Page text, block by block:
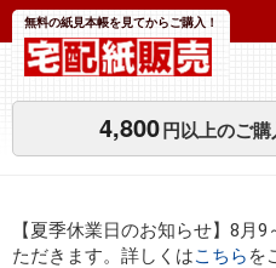
無料の紙見本帳を見てからご購入！
4,800 円以上のご購
【夏季休業日のお知らせ】8月
ただきます。詳しくはこちら を